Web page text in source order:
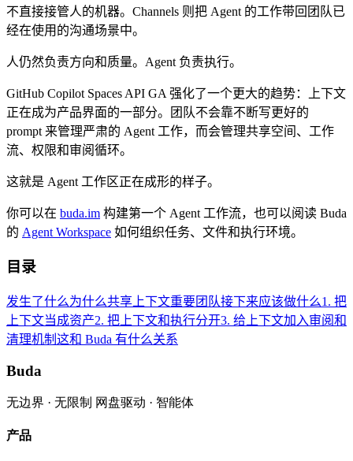
不直接接管人的机器。Channels 则把 Agent 的工作带回团队已
经在使用的沟通场景中。
人仍然负责方向和质量。Agent 负责执行。
GitHub Copilot Spaces API GA 强化了一个更大的趋势：上下文
正在成为产品界面的一部分。团队不会靠不断写更好的
prompt 来管理严肃的 Agent 工作，而会管理共享空间、工作
流、权限和审阅循环。
这就是 Agent 工作区正在成形的样子。
你可以在 buda.im 构建第一个 Agent 工作流，也可以阅读 Buda
的 Agent Workspace 如何组织任务、文件和执行环境。
目录
发生了什么为什么共享上下文重要团队接下来应该做什么1. 把
上下文当成资产2. 把上下文和执行分开3. 给上下文加入审阅和
清理机制 这和 Buda 有什么关系
Buda
无边界 · 无限制 网盘驱动 · 智能体
产品